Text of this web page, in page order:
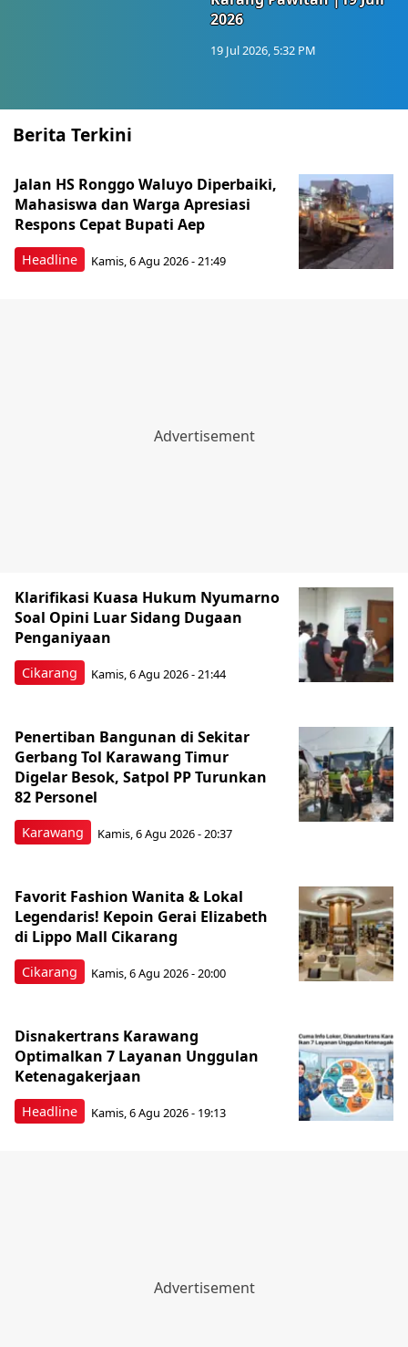
2026
19 Jul 2026, 5:32 PM
Berita Terkini
Headline
Jalan HS Ronggo Waluyo Diperbaiki,
Mahasiswa dan Warga Apresiasi
Respons Cepat Bupati Aep
Kamis, 6 Agu 2026 - 21:49
Cikarang
Klarifikasi Kuasa Hukum Nyumarno
Soal Opini Luar Sidang Dugaan
Penganiyaan
Kamis, 6 Agu 2026 - 21:44
Karawang
Penertiban Bangunan di Sekitar
Gerbang Tol Karawang Timur
Digelar Besok, Satpol PP Turunkan
82 Personel
Kamis, 6 Agu 2026 - 20:37
Cikarang
Favorit Fashion Wanita & Lokal
Legendaris! Kepoin Gerai Elizabeth
di Lippo Mall Cikarang
Kamis, 6 Agu 2026 - 20:00
Headline
Disnakertrans Karawang
Optimalkan 7 Layanan Unggulan
Ketenagakerjaan
Kamis, 6 Agu 2026 - 19:13